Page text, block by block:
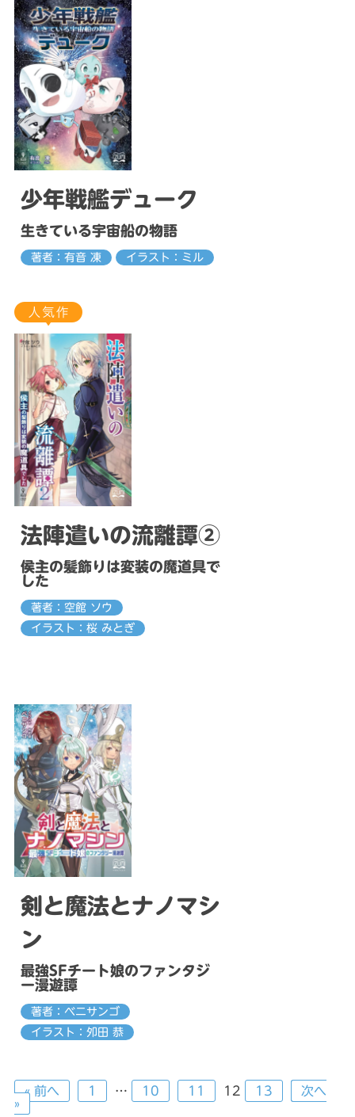
少年戦艦デューク
生きている宇宙船の物語
著者：有音 凍 イラスト：ミル
法陣遣いの流離譚②
侯主の髪飾りは変装の魔道具で
した
著者：空館 ソウ
イラスト：桜 みとぎ
剣と魔法とナノマシ
ン
最強SFチート娘のファンタジ
ー漫遊譚
著者：ベニサンゴ
イラスト：夘田 恭
« 前へ 1 … 10 11 12 13
次へ
»